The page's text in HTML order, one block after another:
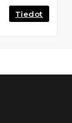
Tiedot